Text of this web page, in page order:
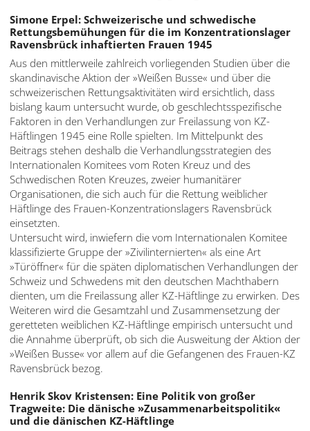
Simone Erpel: Schweizerische und schwedische
Rettungsbemühungen für die im Konzentrationslager
Ravensbrück inhaftierten Frauen 1945
Aus den mittlerweile zahlreich vorliegenden Studien über die
skandinavische Aktion der »Weißen Busse« und über die
schweizerischen Rettungsaktivitäten wird ersichtlich, dass
bislang kaum untersucht wurde, ob geschlechtsspezifische
Faktoren in den Verhandlungen zur Freilassung von KZ-
Häftlingen 1945 eine Rolle spielten. Im Mittelpunkt des
Beitrags stehen deshalb die Verhandlungsstrategien des
Internationalen Komitees vom Roten Kreuz und des
Schwedischen Roten Kreuzes, zweier humanitärer
Organisationen, die sich auch für die Rettung weiblicher
Häftlinge des Frauen-Konzentrationslagers Ravensbrück
einsetzten.
Untersucht wird, inwiefern die vom Internationalen Komitee
klassifizierte Gruppe der »Zivilinternierten« als eine Art
»Türöffner« für die späten diplomatischen Verhandlungen der
Schweiz und Schwedens mit den deutschen Machthabern
dienten, um die Freilassung aller KZ-Häftlinge zu erwirken. Des
Weiteren wird die Gesamtzahl und Zusammensetzung der
geretteten weiblichen KZ-Häftlinge empirisch untersucht und
die Annahme überprüft, ob sich die Ausweitung der Aktion der
»Weißen Busse« vor allem auf die Gefangenen des Frauen-KZ
Ravensbrück bezog.
Henrik Skov Kristensen: Eine Politik von großer
Tragweite: Die dänische »Zusammenarbeitspolitik«
und die dänischen KZ-Häftlinge